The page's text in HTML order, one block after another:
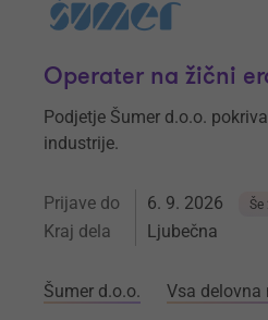
Operater na žični
Podjetje Šumer d.o.o.
industrije.
Prijave do 6. 9. 2026 Še
Kraj dela Ljubečna
Šumer d.o.o. Vsa delovna